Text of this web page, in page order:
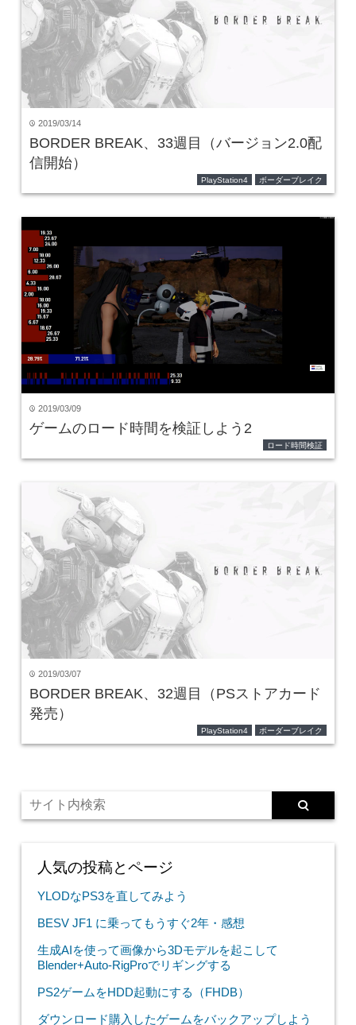
time 2019/03/14
BORDER BREAK、33週目（バージョン2.0配
信開始）
PlayStation4 ボーダーブレイク
time 2019/03/09
ゲームのロード時間を検証しよう2
ロード時間検証
time 2019/03/07
BORDER BREAK、32週目（PSストアカード
発売）
PlayStation4 ボーダーブレイク
人気の投稿とページ
YLODなPS3を直してみよう
BESV JF1 に乗ってもうすぐ2年・感想
生成AIを使って画像から3Dモデルを起こして
Blender+Auto-RigProでリギングする
PS2ゲームをHDD起動にする（FHDB）
ダウンロード購入したゲームをバックアップしよう